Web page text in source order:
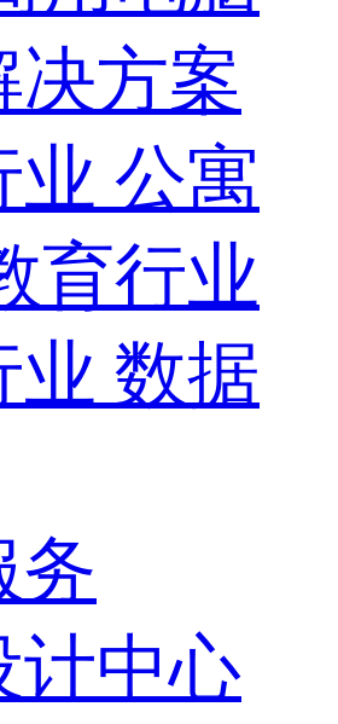
决方案
业 公寓
育行业
业 数据
务
计中心